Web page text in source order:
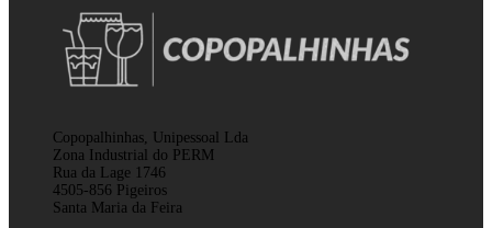
Copopalhinhas, Unipessoal Lda
Zona Industrial do PERM
Rua da Lage 1746
4505-856 Pigeiros
Santa Maria da Feira